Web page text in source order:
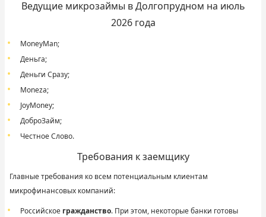
Ведущие микрозаймы в Долгопрудном на июль
2026 года
MoneyMan;
Деньга;
Деньги Сразу;
Moneza;
JoyMoney;
ДоброЗайм;
Честное Слово.
Требования к заемщику
Главные требования ко всем потенциальным клиентам
микрофинансовых компаний:
Российское гражданство. При этом, некоторые банки готовы